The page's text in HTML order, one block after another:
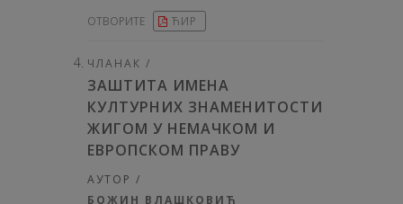
ОТВОРИТЕ ЋИР
ЧЛАНАК /
ЗАШТИТА ИМЕНА
КУЛТУРНИХ ЗНАМЕНИТОСТИ
ЖИГОМ У НЕМАЧКОМ И
ЕВРОПСКОМ ПРАВУ
АУТОР /
БОЖИН ВЛАШКОВИЋ